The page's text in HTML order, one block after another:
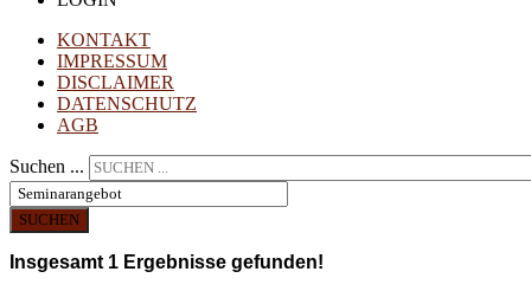
KONTAKT
IMPRESSUM
DISCLAIMER
DATENSCHUTZ
AGB
Suchen ...
SUCHEN
Insgesamt 1 Ergebnisse gefunden!